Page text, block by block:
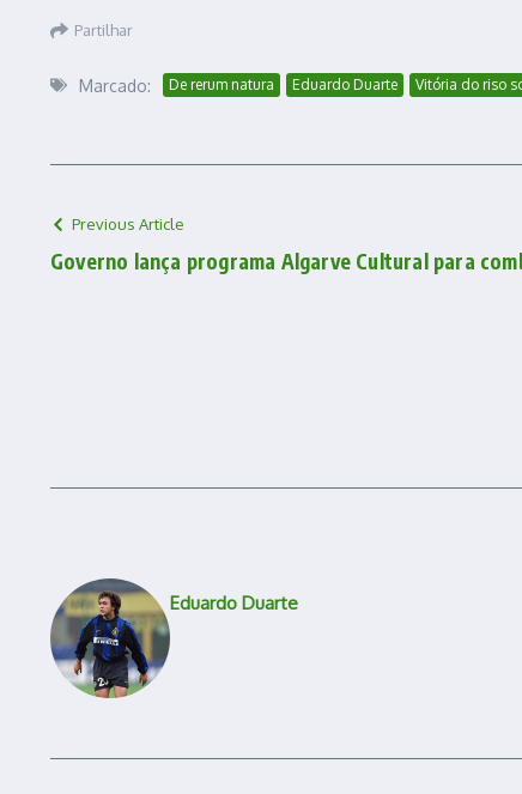
Partilhar
Marcado: De rerum natura Eduardo Duarte Vitória do riso
Previous Article
Governo lança programa Algarve Cultural para
Eduardo Duarte